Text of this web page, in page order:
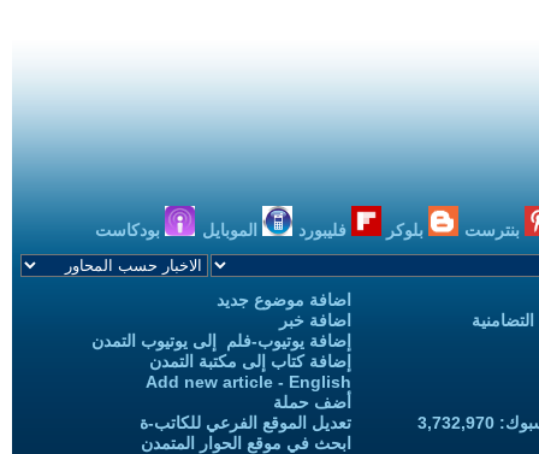
بنترست بلوكر فليبورد الموبايل بودكاست
اضافة موضوع جديد
اضافة خبر
إضافة يوتيوب-فلم إلى يوتيوب التمدن
إضافة كتاب إلى مكتبة التمدن
Add new article - English
أضف حملة
تعديل الموقع الفرعي للكاتب-ة
ابحث في موقع الحوار المتمدن